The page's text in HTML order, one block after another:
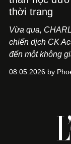
thời trang
Vừa qua,
chiến dịch CK
đến một không
sống của thế hệ
08.05.2026 by